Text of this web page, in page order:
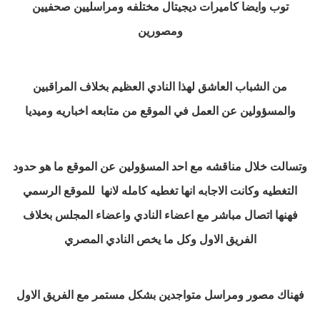
توب وايضا كاميرات ديجيتال مختلفه ومراسليين صحفيين
ومصورين
من الشباب العاشق لهذا النادي العظيم بخلاف المراقبين
والمسؤولين عن العمل في الموقع من متابعه اخباريه وميديا
وتسالت خلال مناقشه مع احد المسؤولين عن الموقع ما هو حدود
التغطيه وكانت الاجابه انها تغطيه كامله لانها للموقع الرسمي
فهنها اتصال مباشر مع اعضاء النادي واعضاء المجلس بخلاف
الفريق الاول وكل ما يخص النادي المصري
فهناك مصور ومراسل متواجدين بشكل مستمر مع الفريق الاول